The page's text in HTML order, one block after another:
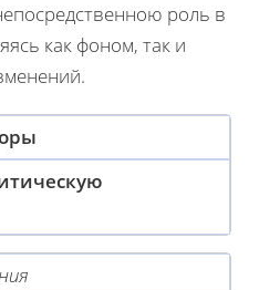
роль в
как фоном, так и